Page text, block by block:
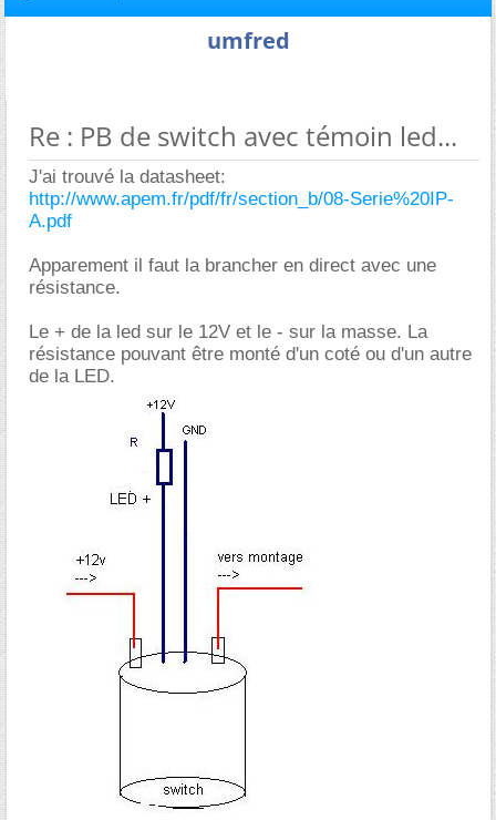
umfred
Re : PB de switch avec témoin led...
J'ai trouvé la datasheet:
http://www.apem.fr/pdf/fr/section_b/08-Serie%20IP-
A.pdf
Apparement il faut la brancher en direct avec une
résistance.
Le + de la led sur le 12V et le - sur la masse. La
résistance pouvant être monté d'un coté ou d'un autre
de la LED.